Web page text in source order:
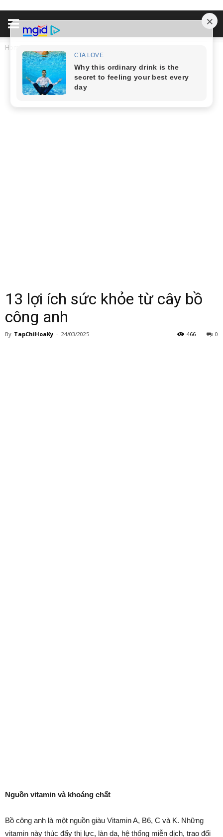
Home
13 lợi ích sức khỏe từ cây bồ
công anh
By TapChiHoaKy - 24/03/2025 0
466
Nguồn vitamin và khoáng chất
Bồ công anh là một nguồn giàu Vitamin A, B6, C và K. Những
vitamin này thúc đẩy thị lực, làn da, hệ thống miễn dịch, trao đổi